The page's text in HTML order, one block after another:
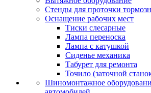
Стенды для проточки
Оснащение рабочих мест
Тиски слесарные
Лампа переноска
Лампа с катушкой
Сиденье механика
Табурет для ремонта
Точило (заточной
Шиномонтажное